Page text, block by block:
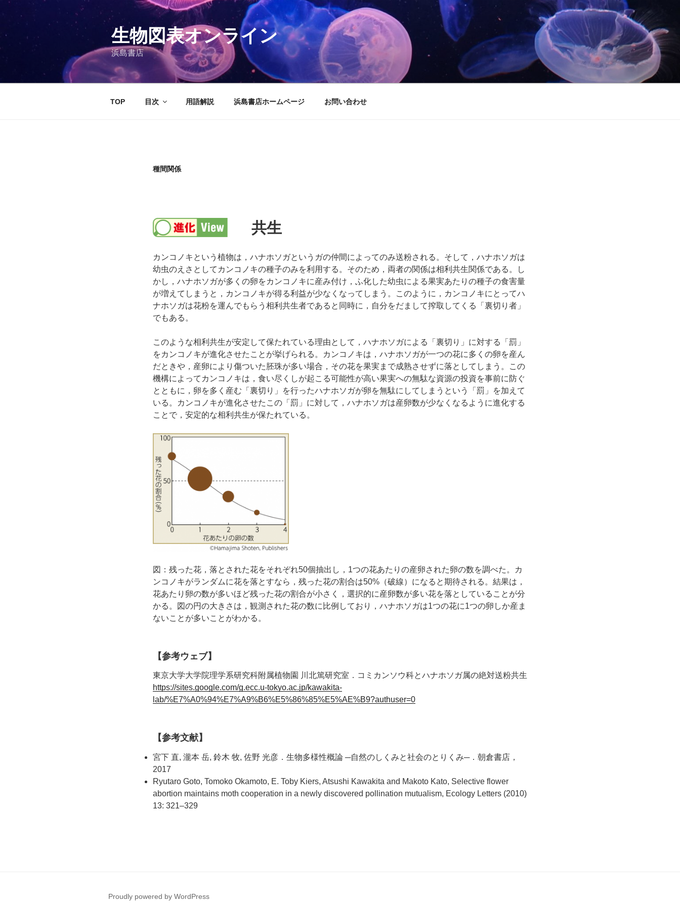
生物図表オンライン
浜島書店
TOP 目次 用語解説 浜島書店ホームページ お問い合わせ
種間関係
共生
カンコノキという植物は，ハナホソガというガの仲間によってのみ送粉される。そして，ハナホソガは
幼虫のえさとしてカンコノキの種子のみを利用する。そのため，両者の関係は相利共生関係である。し
かし，ハナホソガが多くの卵をカンコノキに産み付け，ふ化した幼虫による果実あたりの種子の食害量
が増えてしまうと，カンコノキが得る利益が少なくなってしまう。このように，カンコノキにとってハ
ナホソガは花粉を運んでもらう相利共生者であると同時に，自分をだまして搾取してくる「裏切り者」
でもある。
このような相利共生が安定して保たれている理由として，ハナホソガによる「裏切り」に対する「罰」
をカンコノキが進化させたことが挙げられる。カンコノキは，ハナホソガが一つの花に多くの卵を産ん
だときや，産卵により傷ついた胚珠が多い場合，その花を果実まで成熟させずに落としてしまう。この
機構によってカンコノキは，食い尽くしが起こる可能性が高い果実への無駄な資源の投資を事前に防ぐ
とともに，卵を多く産む「裏切り」を行ったハナホソガが卵を無駄にしてしまうという「罰」を加えて
いる。カンコノキが進化させたこの「罰」に対して，ハナホソガは産卵数が少なくなるように進化する
ことで，安定的な相利共生が保たれている。
図：残った花，落とされた花をそれぞれ50個抽出し，1つの花あたりの産卵された卵の数を調べた。カ
ンコノキがランダムに花を落とすなら，残った花の割合は50%（破線）になると期待される。結果は，
花あたり卵の数が多いほど残った花の割合が小さく，選択的に産卵数が多い花を落としていることが分
かる。図の円の大きさは，観測された花の数に比例しており，ハナホソガは1つの花に1つの卵しか産ま
ないことが多いことがわかる。
【参考ウェブ】
東京大学大学院理学系研究科附属植物園 川北篤研究室．コミカンソウ科とハナホソガ属の絶対送粉共生
https://sites.google.com/g.ecc.u-tokyo.ac.jp/kawakita-
lab/%E7%A0%94%E7%A9%B6%E5%86%85%E5%AE%B9?authuser=0
【参考文献】
宮下 直, 瀧本 岳, 鈴木 牧, 佐野 光彦．生物多様性概論 ─自然のしくみと社会のとりくみ─．朝倉書店，
2017
Ryutaro Goto, Tomoko Okamoto, E. Toby Kiers, Atsushi Kawakita and Makoto Kato, Selective flower
abortion maintains moth cooperation in a newly discovered pollination mutualism, Ecology Letters (2010)
13: 321–329
Proudly powered by WordPress